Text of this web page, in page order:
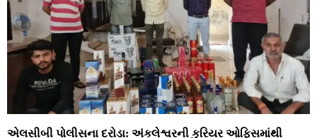
એલસીબી પોલીસના દરોડા: અંકલેશ્વરની કુરિયર ઓફિસમાંથી